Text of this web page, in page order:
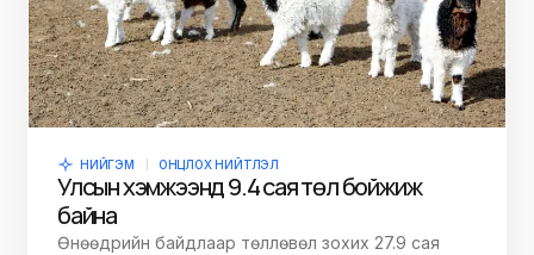
НИЙГЭМ ОНЦЛОХ НИЙТЛЭЛ
Улсын хэмжээнд 9.4 сая төл бойжиж
байна
Өнөөдрийн байдлаар төллөвөл зохих 27.9 сая